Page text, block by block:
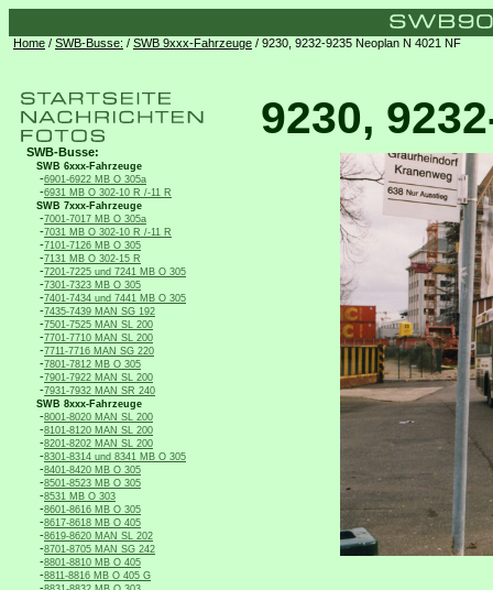
Home / SWB-Busse: / SWB 9xxx-Fahrzeuge / 9230, 9232-9235 Neoplan N 4021 NF
SWB-Busse:
SWB 6xxx-Fahrzeuge
-6901-6922 MB O 305a
-6931 MB O 302-10 R /-11 R
SWB 7xxx-Fahrzeuge
-7001-7017 MB O 305a
-7031 MB O 302-10 R /-11 R
-7101-7126 MB O 305
-7131 MB O 302-15 R
-7201-7225 und 7241 MB O 305
-7301-7323 MB O 305
-7401-7434 und 7441 MB O 305
-7435-7439 MAN SG 192
-7501-7525 MAN SL 200
-7701-7710 MAN SL 200
-7711-7716 MAN SG 220
-7801-7812 MB O 305
-7901-7922 MAN SL 200
-7931-7932 MAN SR 240
SWB 8xxx-Fahrzeuge
-8001-8020 MAN SL 200
-8101-8120 MAN SL 200
-8201-8202 MAN SL 200
-8301-8314 und 8341 MB O 305
-8401-8420 MB O 305
-8501-8523 MB O 305
-8531 MB O 303
-8601-8616 MB O 305
-8617-8618 MB O 405
-8619-8620 MAN SL 202
-8701-8705 MAN SG 242
-8801-8810 MB O 405
-8811-8816 MB O 405 G
9230,